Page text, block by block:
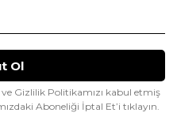
ve Gizlilik Politikamızı kabul etmiş
Aboneliği İptal Et’i tıklayın.